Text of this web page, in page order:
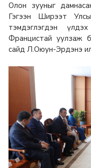
Олон зууныг
Гэгээн Ширээт
тэмдэглэгдэн
Францистай уулзаж
сайд Л.Оюун-Эрдэнэ